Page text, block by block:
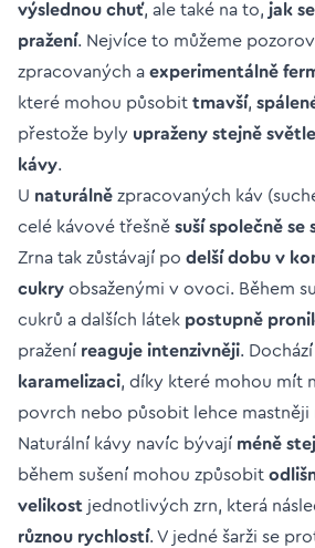
výslednou chuť, ale také na to, jak
pražení. Nejvíce to můžeme
zpracovaných a experimentálně
které mohou působit tmavší,
přestože byly upraženy stejně
kávy.
U naturálně zpracovaných káv
celé kávové třešně suší společně se
Zrna tak zůstávají po delší dobu v
cukry obsaženými v ovoci. Během
cukrů a dalších látek postupně
pražení reaguje intenzivněji.
karamelizaci, díky které mohou mít
povrch nebo působit lehce mastněji
Naturální kávy navíc bývají méně
během sušení mohou způsobit
velikost jednotlivých zrn, která
různou rychlostí. V jedné šarži se